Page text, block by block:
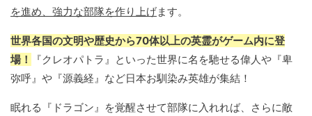
を進め、強力な部隊を作り上げます。
世界各国の文明や歴史から70体以上の英霊がゲーム内に登
場！
『クレオパトラ』といった世界に名を馳せる偉人や『卑
弥呼』や『源義経』など日本お馴染み英雄が集結！
眠れる『ドラゴン』を覚醒させて部隊に入れれば、さらに敵